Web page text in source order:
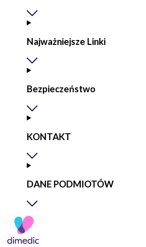
Najważniejsze Linki
Bezpieczeństwo
KONTAKT
DANE PODMIOTÓW